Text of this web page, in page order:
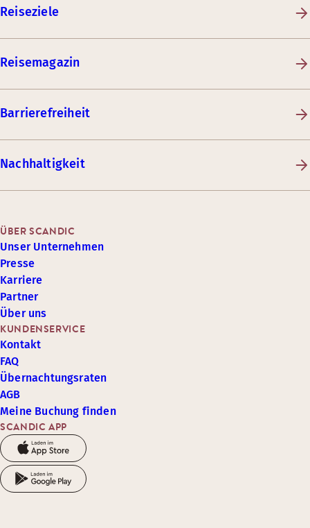
Reiseziele
Reisemagazin
Barrierefreiheit
Nachhaltigkeit
SCANDIC APP
KUNDENSERVICE
Kontakt
FAQ
Übernachtungsraten
AGB
Meine Buchung finden
ÜBER SCANDIC
Unser Unternehmen
Presse
Karriere
Partner
Über uns